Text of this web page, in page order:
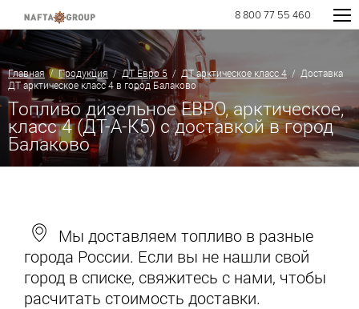
8 800 77 55 460
Главная/Продукция/ДТ Евро 5 / ДТ арктическое класс 4 / Доставка
ДТ арктическое класс 4 в город Балаково
Топливо дизельное ЕВРО, арктическое,
класс 4 (ДТ-А-К5) с доставкой в город
Балаково
Мы доставляем топливо в разные
города России. Если вы не нашли свой
город в списке, свяжитесь с нами, чтобы
расчитать стоимость доставки.